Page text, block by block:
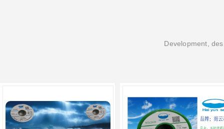
Development,